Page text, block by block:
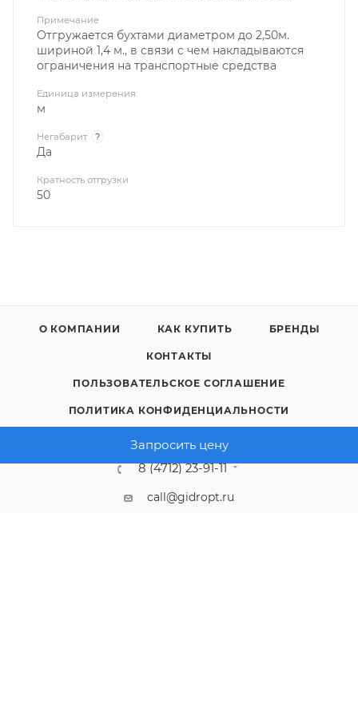
Запросить цену
Примечание
Отгружается бухтами диаметром до 2,50м.
шириной 1,4 м., в связи с чем накладываются
ограничения на транспортные средства
Единица измерения
м
Негабарит ?
Да
Кратность отгрузки
50
О КОМПАНИИ КАК КУПИТЬ БРЕНДЫ
КОНТАКТЫ
ПОЛЬЗОВАТЕЛЬСКОЕ СОГЛАШЕНИЕ
ПОЛИТИКА КОНФИДЕНЦИАЛЬНОСТИ
8 (4712) 23-91-11
call@gidropt.ru